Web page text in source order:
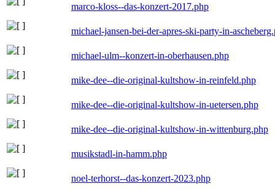
marco-kloss--das-konzert-2017.php
michael-jansen-bei-der-apres-ski-party-in-
michael-ulm--konzert-in-oberhausen.php
mike-dee--die-original-kultshow-in-reinfeld.php
mike-dee--die-original-kultshow-in-uetersen.php
mike-dee--die-original-kultshow-in-wittenburg.php
musikstadl-in-hamm.php
noel-terhorst--das-konzert-2023.php